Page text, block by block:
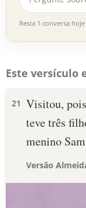
Resta 1 conversa hoje
Este versículo
21 Visitou,
teve três
menino
Versão